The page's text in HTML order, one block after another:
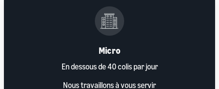
Micro
En dessous de 40 colis par jour
Nous travaillons à vous servir